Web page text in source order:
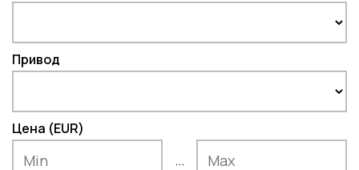
Привод
Цена (EUR)
...